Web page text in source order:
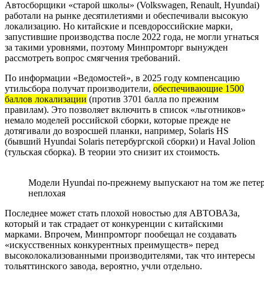
Автосборщики «старой школы» (Volkswagen, Renault, Hyundai)
работали на рынке десятилетиями и обеспечивали высокую
локализацию. Но китайские и псевдороссийские марки,
запустившие производства после 2022 года, не могли угнаться
за такими уровнями, поэтому Минпромторг вынужден
рассмотреть вопрос смягчения требований.
По информации «Ведомостей», в 2025 году компенсацию
утильсбора получат производители, обеспечивающие 1500
баллов локализации (против 3701 балла по прежним
правилам). Это позволяет включить в список «льготников»
немало моделей российской сборки, которые прежде не
дотягивали до возросшей планки, например, Solaris HS
(бывший Hyundai Solaris петербургской сборки) и Haval Jolion
(тульская сборка). В теории это снизит их стоимость.
Модели Hyundai по-прежнему выпускают на том же
неплохая
Последнее может стать плохой новостью для АВТОВАЗа,
который и так страдает от конкуренции с китайскими
марками. Впрочем, Минпромторг пообещал не создавать
«искусственных конкурентных преимуществ» перед
высоколокализованными производителями, так что интересы
тольяттинского завода, вероятно, учли отдельно.